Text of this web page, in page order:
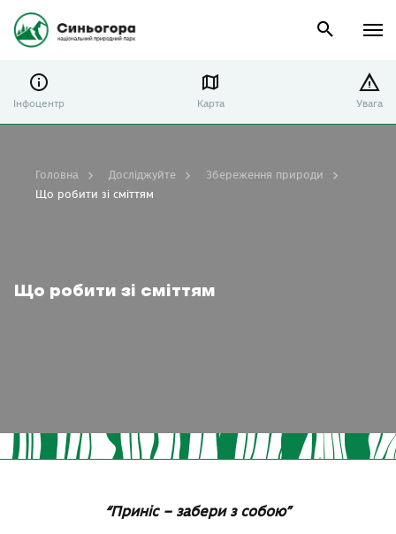
Інфоцентр Карта Увага
Що робити зі сміттям
Головна Досліджуйте
Збереження природи
Що робити зі сміттям
“Приніс – забери з собою”